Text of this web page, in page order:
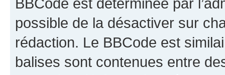
possible de la désactiver sur
rédaction. Le BBCode est
balises sont contenues entre